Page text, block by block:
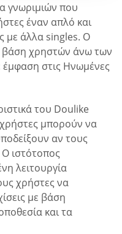
γνωριμιών που
έναν απλό και
με άλλα singles. Ο
βάση χρηστών άνω των
στις Ηνωμένες
του Doulike
χρήστες μπορούν να
αν τους
ιστότοπος
λειτουργία
χρήστες να
με βάση
και τα